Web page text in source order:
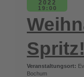
2022
19:00
Spritz!
Veranstaltungsort:
Bochum